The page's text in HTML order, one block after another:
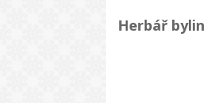
Herbář bylin